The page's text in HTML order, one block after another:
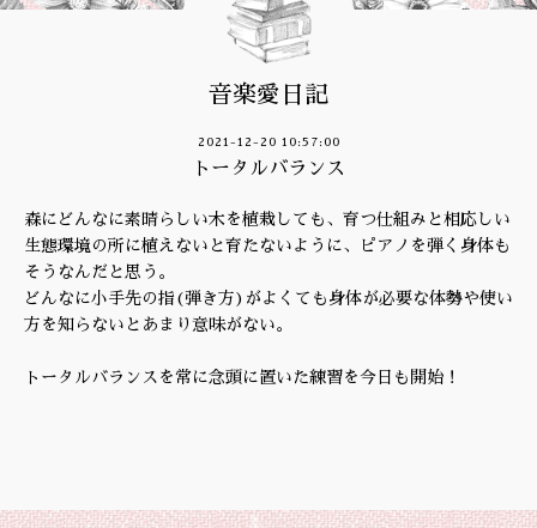
音楽愛日記
2021-12-20 10:57:00
トータルバランス
森にどんなに素晴らしい木を植栽しても、育つ仕組みと相応しい
生態環境の所に植えないと育たないように、ピアノを弾く身体も
そうなんだと思う。
どんなに小手先の指(弾き方)がよくても身体が必要な体勢や使い
方を知らないとあまり意味がない。
トータルバランスを常に念頭に置いた練習を今日も開始！